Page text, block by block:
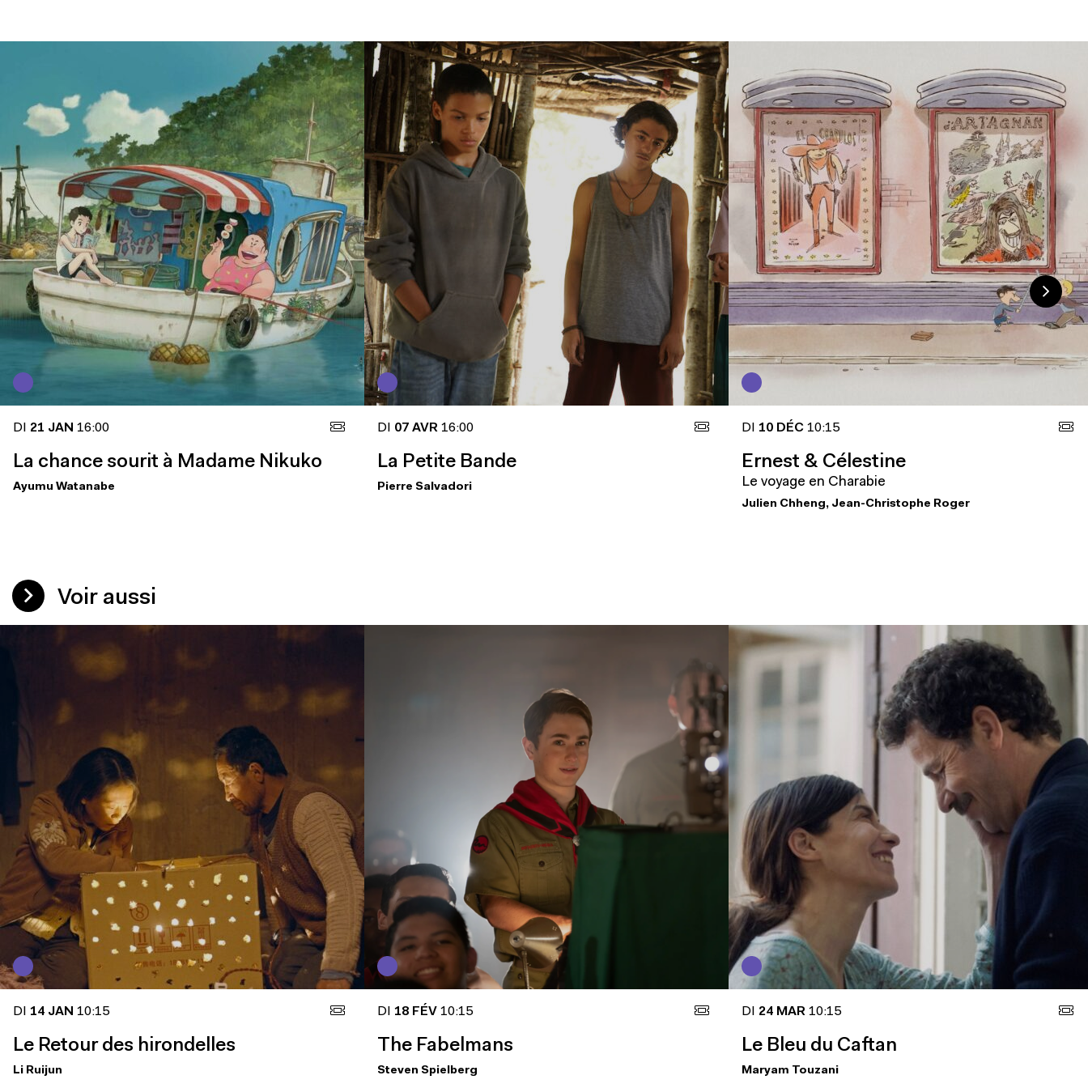
DI 21 JAN 16:00
La chance sourit à Madame Nikuko
Ayumu Watanabe
DI 07 AVR 16:00
La Petite Bande
Pierre Salvadori
DI 10 DÉC 10:15
Ernest & Célestine
Le voyage en Charabie
Julien Chheng, Jean-Christophe Roger
Voir aussi
DI 14 JAN 10:15
Le Retour des hirondelles
Li Ruijun
DI 18 FÉV 10:15
The Fabelmans
Steven Spielberg
DI 24 MAR 10:15
Le Bleu du Caftan
Maryam Touzani